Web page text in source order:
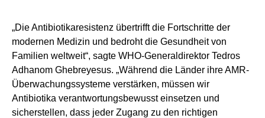
„Die Antibiotikaresistenz übertrifft die Fortschritte der
modernen Medizin und bedroht die Gesundheit von
Familien weltweit“, sagte WHO-Generaldirektor Tedros
Adhanom Ghebreyesus. „Während die Länder ihre AMR-
Überwachungssysteme verstärken, müssen wir
Antibiotika verantwortungsbewusst einsetzen und
sicherstellen, dass jeder Zugang zu den richtigen